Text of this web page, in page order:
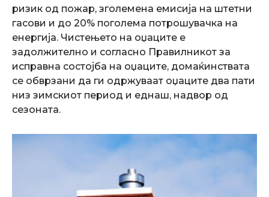
ризик од пожар, зголемена емисија на штетни
гасови и до 20% поголема потрошувачка на
енергија. Чистењето на оџаците е
задолжително и согласно Правилникот за
исправна состојба на оџаците, домаќинствата
се обврзани да ги одржуваат оџаците два пати
низ зимскиот период и еднаш, надвор од
сезоната.